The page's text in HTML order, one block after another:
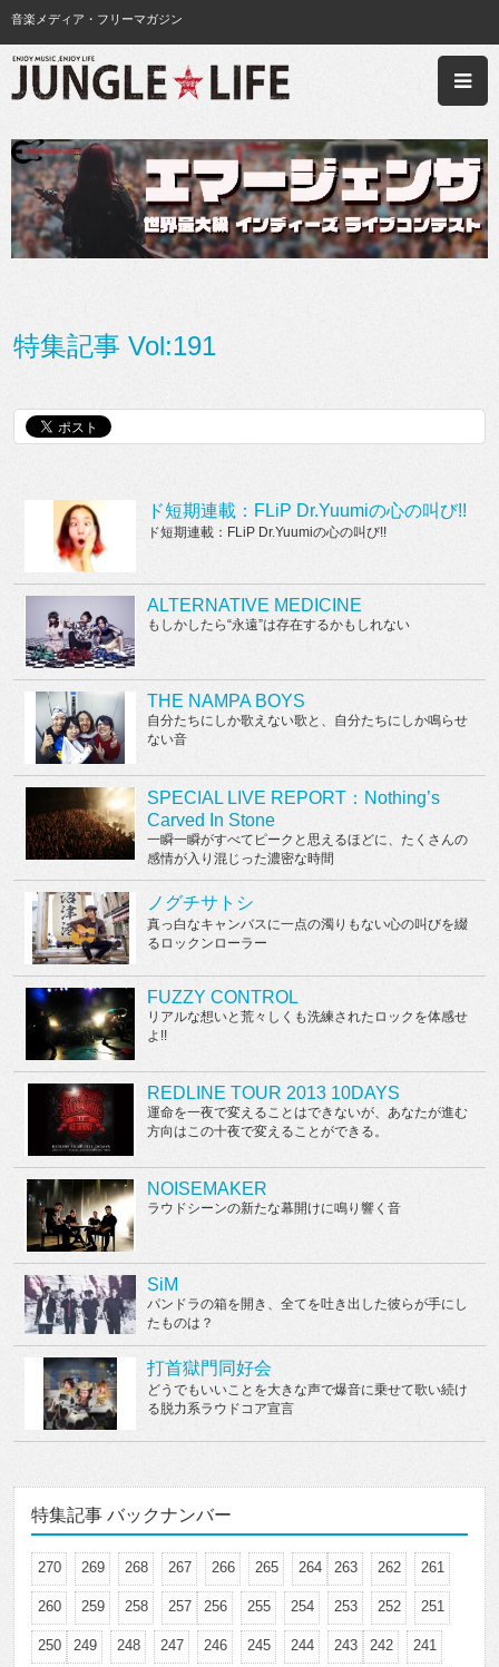
音楽メディア・フリーマガジン
特集記事 Vol:191
ド短期連載：FLiP Dr.Yuumiの心の叫び!!
ド短期連載：FLiP Dr.Yuumiの心の叫び!!
ALTERNATIVE MEDICINE
もしかしたら“永遠”は存在するかもしれない
THE NAMPA BOYS
自分たちにしか歌えない歌と、自分たちにしか鳴らせ
ない音
SPECIAL LIVE REPORT：Nothing’s
Carved In Stone
一瞬一瞬がすべてピークと思えるほどに、たくさんの
感情が入り混じった濃密な時間
ノグチサトシ
真っ白なキャンバスに一点の濁りもない心の叫びを綴
るロックンローラー
FUZZY CONTROL
リアルな想いと荒々しくも洗練されたロックを体感せ
よ!!
REDLINE TOUR 2013 10DAYS
運命を一夜で変えることはできないが、あなたが進む
方向はこの十夜で変えることができる。
NOISEMAKER
ラウドシーンの新たな幕開けに鳴り響く音
SiM
パンドラの箱を開き、全てを吐き出した彼らが手にし
たものは？
打首獄門同好会
どうでもいいことを大きな声で爆音に乗せて歌い続け
る脱力系ラウドコア宣言
特集記事 バックナンバー
270 269 268 267 266 265 264 263 262 261
260 259 258 257 256 255 254 253 252 251
250 249 248 247 246 245 244 243 242 241